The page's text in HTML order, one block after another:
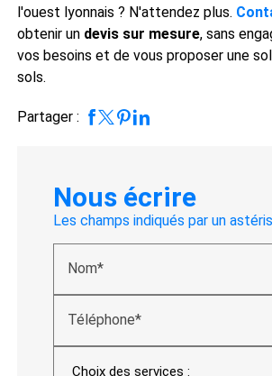
l'ouest lyonnais ? N'attendez plus.
obtenir un devis sur mesure, sans
vos besoins et de vous proposer une
sols.
Partager :
Nous écrire
Les champs indiqués par un
Nom*
Téléphone*